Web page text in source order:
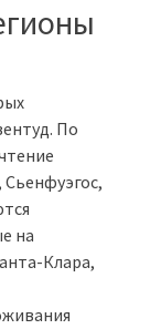
По
на
Клара,